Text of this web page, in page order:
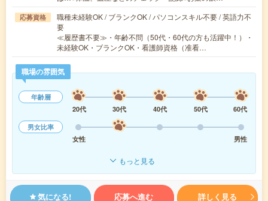
応募資格
職種未経験OK / ブランクOK / パソコンスキル不要 / 英語力不
要
≪履歴書不要≫・年齢不問（50代・60代の方も活躍中！）・
未経験OK・ブランクOK・看護師資格（准看…
職場の雰囲気
年齢層
20代
30代 40代 50代
60代
男女比率
女性
男性
もっと見る
気になる! 応募へ進む 詳しく見る